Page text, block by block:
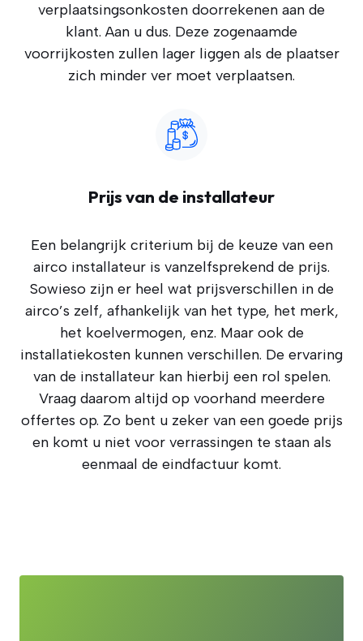
verplaatsingsonkosten doorrekenen aan de
klant. Aan u dus. Deze zogenaamde
voorrijkosten zullen lager liggen als de plaatser
zich minder ver moet verplaatsen.
Prijs van de installateur
Een belangrijk criterium bij de keuze van een
airco installateur is vanzelfsprekend de prijs.
Sowieso zijn er heel wat prijsverschillen in de
airco’s zelf, afhankelijk van het type, het merk,
het koelvermogen, enz. Maar ook de
installatiekosten kunnen verschillen. De ervaring
van de installateur kan hierbij een rol spelen.
Vraag daarom altijd op voorhand meerdere
offertes op. Zo bent u zeker van een goede prijs
en komt u niet voor verrassingen te staan als
eenmaal de eindfactuur komt.